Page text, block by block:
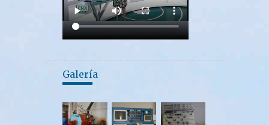
Galería